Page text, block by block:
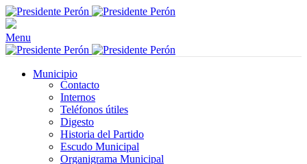
Menu
Municipio
Contacto
Internos
Teléfonos útiles
Digesto
Historia del Partido
Escudo Municipal
Organigrama Municipal